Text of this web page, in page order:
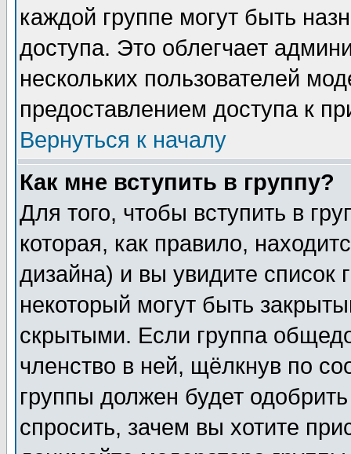
каждой группе могут быть
доступа. Это облегчает
нескольких пользователей
предоставлением доступа к
Вернуться к началу
Как мне вступить в группу?
Для того, чтобы вступить в
которая, как правило,
дизайна) и вы увидите список
некоторый могут быть
скрытыми. Если группа
членство в ней, щёлкнув по
группы должен будет
спросить, зачем вы хотите